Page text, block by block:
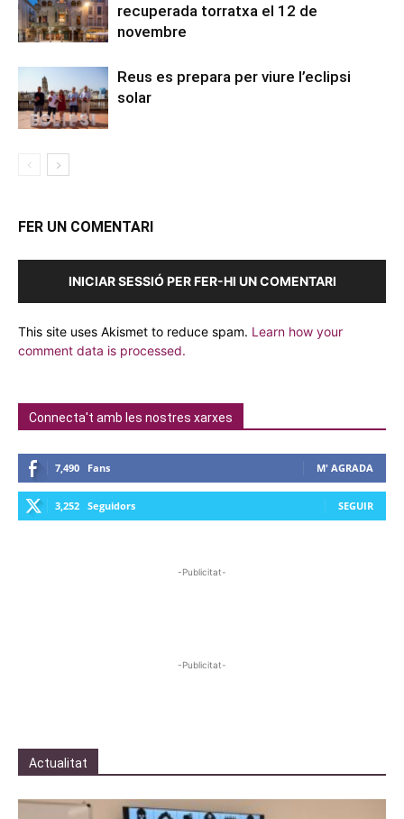
recuperada torratxa el 12 de
novembre
Reus es prepara per viure l’eclipsi
solar
FER UN COMENTARI
INICIAR SESSIÓ PER FER-HI UN COMENTARI
This site uses Akismet to reduce spam. Learn how your
comment data is processed.
Connecta't amb les nostres xarxes
7,490 Fans M' AGRADA
3,252 Seguidors SEGUIR
-Publicitat-
-Publicitat-
Actualitat